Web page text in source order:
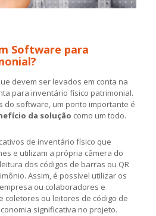
Software para
devem ser levados em conta na
para inventário físico patrimonial.
do software, um ponto importante é
da solução como um todo.
de inventário físico que
e utilizam a própria câmera do
dos códigos de barras ou QR
Assim, é possível utilizar os
ou colaboradores e
coletores ou leitores de código de
significativa no projeto.